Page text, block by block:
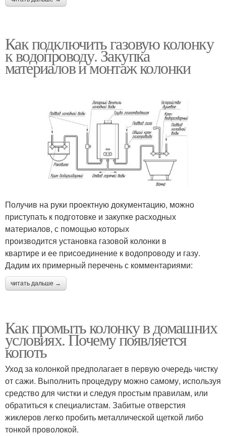
Как подключить газовую колонку
к водопроводу. Закупка
материалов и монтаж колонки
Получив на руки проектную документацию, можно
приступать к подготовке и закупке расходных
материалов, с помощью которых
производится установка газовой колонки в
квартире и ее присоединение к водопроводу и газу.
Дадим их примерный перечень с комментариями:
читать дальше →
Как промыть колонку в домашних
условиях. Почему появляется
копоть
Уход за колонкой предполагает в первую очередь чистку
от сажи. Выполнить процедуру можно самому, используя
средство для чистки и следуя простым правилам, или
обратиться к специалистам. Забитые отверстия
жиклеров легко пробить металлической щеткой либо
тонкой проволокой.